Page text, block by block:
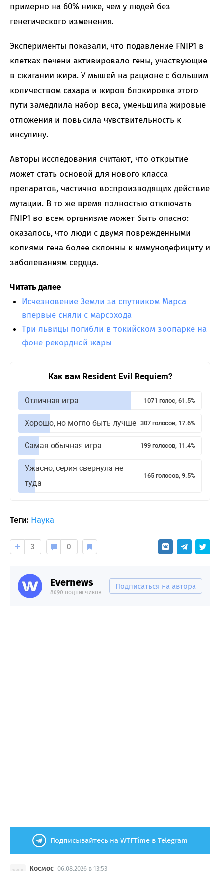
примерно на 60% ниже, чем у людей без
генетического изменения.
Эксперименты показали, что подавление FNIP1 в
клетках печени активировало гены, участвующие
в сжигании жира. У мышей на рационе с большим
количеством сахара и жиров блокировка этого
пути замедлила набор веса, уменьшила жировые
отложения и повысила чувствительность к
инсулину.
Авторы исследования считают, что открытие
может стать основой для нового класса
препаратов, частично воспроизводящих действие
мутации. В то же время полностью отключать
FNIP1 во всем организме может быть опасно:
оказалось, что люди с двумя поврежденными
копиями гена более склонны к иммунодефициту и
заболеваниям сердца.
Читать далее
Исчезновение Земли за спутником Марса
впервые сняли с марсохода
Три львицы погибли в токийском зоопарке на
фоне рекордной жары
Как вам Resident Evil Requiem?
Отличная игра 1071 голос, 61.5%
Хорошо, но могло быть лучше 307 голосов, 17.6%
Самая обычная игра 199 голосов, 11.4%
Ужасно, серия свернула не
туда
165 голосов, 9.5%
Теги: Наука
3 0
Evernews
8090 подписчиков
Подписаться на автора
Подписывайтесь на WTFTime в Telegram
Космос 06.08.2026 в 13:53